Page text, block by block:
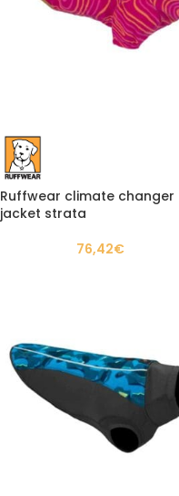
Ruffwear climate changer
jacket strata
76,42€